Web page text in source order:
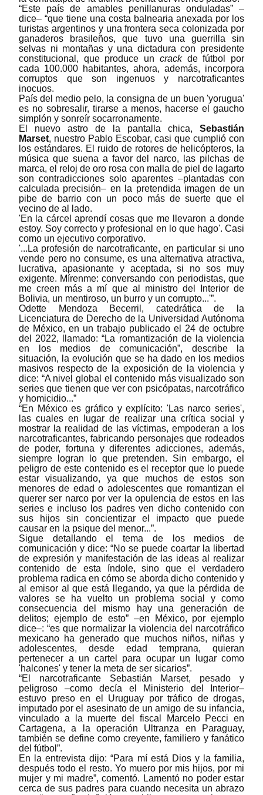
“Este país de amables penillanuras onduladas” ‒
dice‒ “que tiene una costa balnearia anexada por los
turistas argentinos y una frontera seca colonizada por
ganaderos brasileños, que tuvo una guerrilla sin
selvas ni montañas y una dictadura con presidente
constitucional, que produce un crackde fútbol por
cada 100.000 habitantes, ahora, además, incorpora
corruptos que son ingenuos y narcotraficantes
inocuos.
País del medio pelo, la consigna de un buen 'yorugua'
es no sobresalir, tirarse a menos, hacerse el gaucho
simplón y sonreír socarronamente.
El nuevo astro de la pantalla chica, Sebastián
Marset, nuestro Pablo Escobar, casi que cumplió con
los estándares. El ruido de rotores de helicópteros, la
música que suena a favor del narco, las pilchas de
marca, el reloj de oro rosa con malla de piel de lagarto
son contradicciones solo aparentes ‒plantadas con
calculada precisión‒ en la pretendida imagen de un
pibe de barrio con un poco más de suerte que el
vecino de al lado.
'En la cárcel aprendí cosas que me llevaron a donde
estoy. Soy correcto y profesional en lo que hago'. Casi
como un ejecutivo corporativo.
'...La profesión de narcotraficante, en particular si uno
vende pero no consume, es una alternativa atractiva,
lucrativa, apasionante y aceptada, si no sos muy
exigente. Mírenme: conversando con periodistas, que
me creen más a mí que al ministro del Interior de
Bolivia, un mentiroso, un burro y un corrupto...'”.
Odette Mendoza Becerril, catedrática de la
Licenciatura de Derecho de la Universidad Autónoma
de México, en un trabajo publicado el 24 de octubre
del 2022, llamado: “La romantización de la violencia
en los medios de comunicación”, describe la
situación, la evolución que se ha dado en los medios
masivos respecto de la exposición de la violencia y
dice: “A nivel global el contenido más visualizado son
series que tienen que ver con psicópatas, narcotráfico
y homicidio...”
“En México es gráfico y explícito: 'Las narco series',
las cuales en lugar de realizar una crítica social y
mostrar la realidad de las víctimas, empoderan a los
narcotraficantes, fabricando personajes que rodeados
de poder, fortuna y diferentes adicciones, además,
siempre logran lo que pretenden. Sin embargo, el
peligro de este contenido es el receptor que lo puede
estar visualizando, ya que muchos de estos son
menores de edad o adolescentes que romantizan el
querer ser narco por ver la opulencia de estos en las
series e incluso los padres ven dicho contenido con
sus hijos sin concientizar el impacto que puede
causar en la psique del menor...”.
Sigue detallando el tema de los medios de
comunicación y dice: “No se puede coartar la libertad
de expresión y manifestación de las ideas al realizar
contenido de esta índole, sino que el verdadero
problema radica en cómo se aborda dicho contenido y
al emisor al que está llegando, ya que la pérdida de
valores se ha vuelto un problema social y como
consecuencia del mismo hay una generación de
delitos; ejemplo de esto” ‒en México, por ejemplo
dice‒: “es que normalizar la violencia del narcotráfico
mexicano ha generado que muchos niños, niñas y
adolescentes, desde edad temprana, quieran
pertenecer a un cartel para ocupar un lugar como
'halcones' y tener la meta de ser sicarios”.
“El narcotraficante Sebastián Marset, pesado y
peligroso ‒como decía el Ministerio del Interior‒
estuvo preso en el Uruguay por tráfico de drogas,
imputado por el asesinato de un amigo de su infancia,
vinculado a la muerte del fiscal Marcelo Pecci en
Cartagena, a la operación Ultranza en Paraguay,
también se define como creyente, familiero y fanático
del fútbol”.
En la entrevista dijo: “Para mí está Dios y la familia,
después todo el resto. Yo muero por mis hijos, por mi
mujer y mi madre”, comentó. Lamentó no poder estar
cerca de sus padres para cuando necesita un abrazo